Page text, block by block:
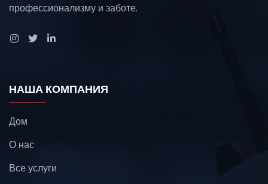
профессионализму и заботе.
НАША КОМПАНИЯ
Дом
О нас
Все услуги